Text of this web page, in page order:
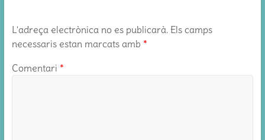
L'adreça electrònica no es publicarà. Els camps
necessaris estan marcats amb *
Comentari *